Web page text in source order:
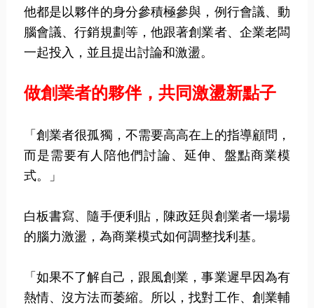
他都是以夥伴的身分參積極參與，例行會議、動
腦會議、行銷規劃等，他跟著創業者、企業老闆
一起投入，並且提出討論和激盪。
做創業者的夥伴，共同激盪新點子
「創業者很孤獨，不需要高高在上的指導顧問，
而是需要有人陪他們討論、延伸、盤點商業模
式。」
白板書寫、隨手便利貼，陳政廷與創業者一場場
的腦力激盪，為商業模式如何調整找利基。
「如果不了解自己，跟風創業，事業遲早因為有
熱情、沒方法而萎縮。所以，找對工作、創業輔